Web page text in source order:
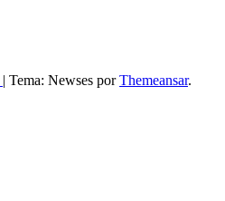
Tema: Newses porThemeansar.